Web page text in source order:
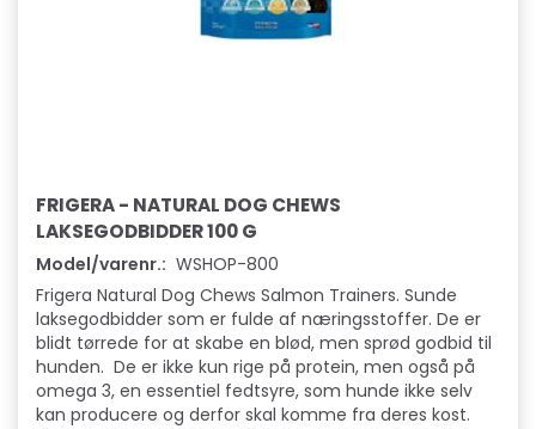
FRIGERA - NATURAL DOG CHEWS
LAKSEGODBIDDER 100 G
Model/varenr.: WSHOP-800
Frigera Natural Dog Chews Salmon Trainers. Sunde
laksegodbidder som er fulde af næringsstoffer. De er
blidt tørrede for at skabe en blød, men sprød godbid til
hunden. De er ikke kun rige på protein, men også på
omega 3, en essentiel fedtsyre, som hunde ikke selv
kan producere og derfor skal komme fra deres kost.